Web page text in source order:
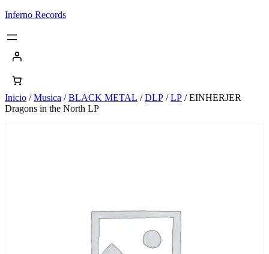
Saltar
contenido
Inferno Records
Inicio /Musica /BLACK METAL /DLP /LP / EINHERJER
Dragons in the North LP